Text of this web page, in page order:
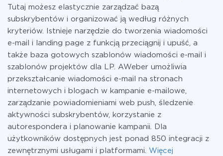
Tutaj możesz elastycznie zarządzać bazą
subskrybentów i organizować ją według różnych
kryteriów. Istnieje narzędzie do tworzenia wiadomości
e-mail i landing page z funkcją przeciągnij i upuść, a
także baza gotowych szablonów wiadomości e-mail i
szablonów projektów dla LP. AWeber umożliwia
przekształcanie wiadomości e-mail na stronach
internetowych i blogach w kampanie e-mailowe,
zarządzanie powiadomieniami web push, śledzenie
aktywności subskrybentów, korzystanie z
autorespondera i planowanie kampanii. Dla
użytkowników dostępnych jest ponad 850 integracji z
zewnętrznymi usługami i platformami. Więcej